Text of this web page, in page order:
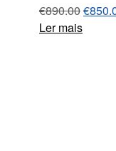
€890.00€
Ler mais